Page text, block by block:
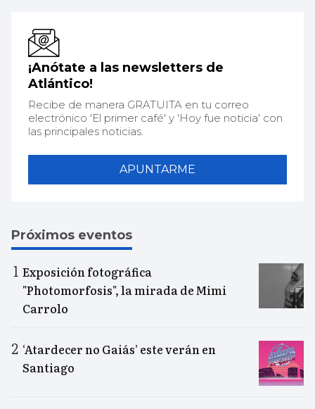
¡Anótate a las newsletters de
Atlántico!
Recibe de manera GRATUITA en tu correo
electrónico 'El primer café' y 'Hoy fue noticia' con
las principales noticias.
APUNTARME
Próximos eventos
Exposición fotográfica
"Photomorfosis", la mirada de Mimi
Carrolo
‘Atardecer no Gaiás’ este verán en
Santiago